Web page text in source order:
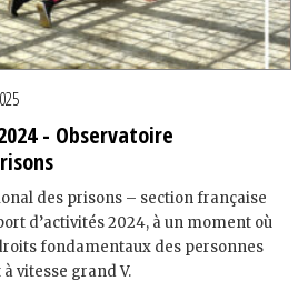
- Observatoire
des prisons – section française
d’activités 2024, à un moment où
fondamentaux des personnes
vitesse grand V.